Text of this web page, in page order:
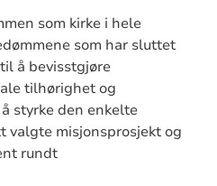
som kirke i hele
som har sluttet
å bevisstgjøre
tilhørighet og
styrke den enkelte
valgte misjonsprosjekt og
rundt